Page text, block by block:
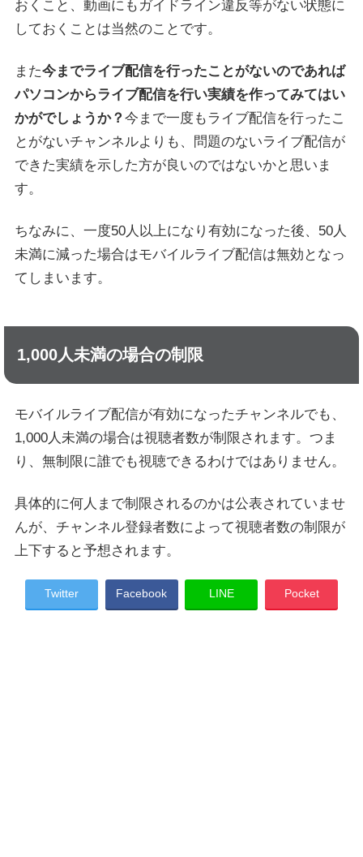
おくこと、動画にもガイドライン違反等がない状態に
しておくことは当然のことです。
また今までライブ配信を行ったことがないのであれば
パソコンからライブ配信を行い実績を作ってみてはい
かがでしょうか？ 今まで一度もライブ配信を行ったこ
とがないチャンネルよりも、問題のないライブ配信が
できた実績を示した方が良いのではないかと思いま
す。
ちなみに、一度50人以上になり有効になった後、50人
未満に減った場合はモバイルライブ配信は無効となっ
てしまいます。
1,000人未満の場合の制限
モバイルライブ配信が有効になったチャンネルでも、
1,000人未満の場合は視聴者数が制限されます。つま
り、無制限に誰でも視聴できるわけではありません。
具体的に何人まで制限されるのかは公表されていませ
んが、チャンネル登録者数によって視聴者数の制限が
上下すると予想されます。
Twitter Facebook LINE Pocket